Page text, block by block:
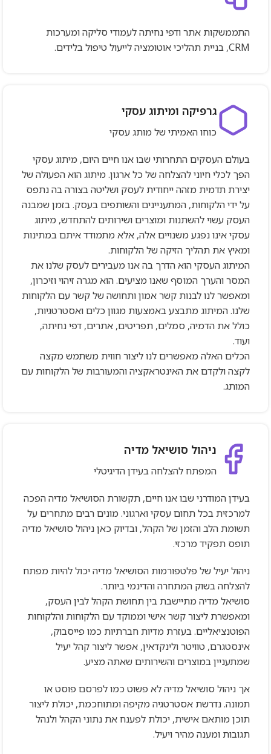
התממשקות אתר ודפי נחיתה לעמודי סליקה ומערכות
CRM, בניית תהליכי אוטומציה לייעול טיפול בלידים.
גרפיקה ומיתוג עסקי
כוחו האמיתי של מותג עסקי
בעולם העסקים התחרותי שבו אנו חיים היום, מיתוג עסקי
הפך לכלי חיוני להצלחה של כל ארגון. מיתוג הוא הפעולה של
יצירת תדמית מזהה ייחודית לעסק ושליטה בצורה בה נתפס
על ידי הלקוחות, המתעניינים והשותפים בעסק. בזמן שמבנה
העסק עשוי להשתנות ומוצרים ושירותים להתחדש, מיתוג
עסקי אינו נפגע משנויים אלה, אלא מתמודד איתם במתינות
ומאיץ את תהליך הזיקה של הלקוחות.
המיתוג העסקי הוא הדרך בה אנו מעבירים לעסק שלנו את
המסר והערך המוסף שאנו מציעים. הוא מגרה זיהוי וזיכרון,
ומאפשר לנו לבנות קשר אמון ותחושה של קשר עם הלקוחות
שלנו. המיתוג מתבצע באמצעות מגוון כלים ואסטרטגיות,
כולל את הדמיה, סמלים, תפריטים, אתרים, דפי נחיתה,
ועוד.
הכלים האלה מאפשרים לנו ליצור חווית משתמש מקצה
לקצה ולקדם את האינטראקציה והמעורבות של הלקוחות עם
המותג.
ניהול סושיאל מדיה
המפתח להצלחה בעידן הדיגיטלי
בעידן המודרני שבו אנו חיים, תקשורת הסושיאל מדיה הפכה
למרכזית בכל תחום עסקי וארגוני. מונים רבים מתחרים על
תשומת הלב והזמן של הקהל, ובדיוק כאן ניהול סושיאל מדיה
תופס תפקיד מרכזי.
ניהול יעיל של פלטפורמות הסושיאל מדיה יכול להיות מפתח
להצלחה בשוק המתחרה והדינמי ביותר.
סושיאל מדיה מתיישבת בין תחושת הקהל לבין העסק,
ומאפשרת ליצור קשר אישי וממוקד עם הלקוחות והלקוחות
הפוטנציאליים. בעזרת מדיות חברתיות כמו פייסבוק,
אינסטגרם, טוויטר ולינקדאין, אפשר ליצור קהל יעיל
שמתעניין במוצרים והשירותים שאתה מציע.
אך ניהול סושיאל מדיה לא פשוט כמו לפרסם פוסט או
תמונה. נדרשת אסטרטגיה מקיפה ומתוחכמת, יכולת ליצור
תוכן מותאם אישית, יכולת לפענח את נתוני הקהל ולנהל
תגובות ומענה מהיר ויעיל.